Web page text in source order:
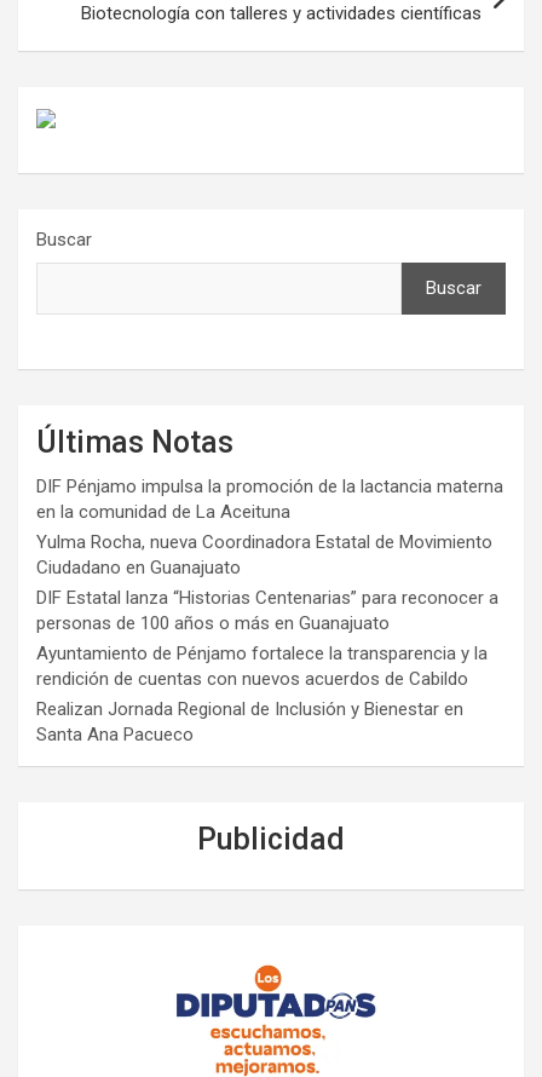
Biotecnología con talleres y actividades científicas
Buscar
Buscar
Últimas Notas
DIF Pénjamo impulsa la promoción de la lactancia materna
en la comunidad de La Aceituna
Yulma Rocha, nueva Coordinadora Estatal de Movimiento
Ciudadano en Guanajuato
DIF Estatal lanza “Historias Centenarias” para reconocer a
personas de 100 años o más en Guanajuato
Ayuntamiento de Pénjamo fortalece la transparencia y la
rendición de cuentas con nuevos acuerdos de Cabildo
Realizan Jornada Regional de Inclusión y Bienestar en
Santa Ana Pacueco
Publicidad